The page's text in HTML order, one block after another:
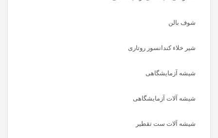
شوف بالن
شیر خلاء کندانسور روتاری
شیشه آزمایشگاهی
شیشه آلات آزمایشگاهی
شیشه آلات ست تقطیر